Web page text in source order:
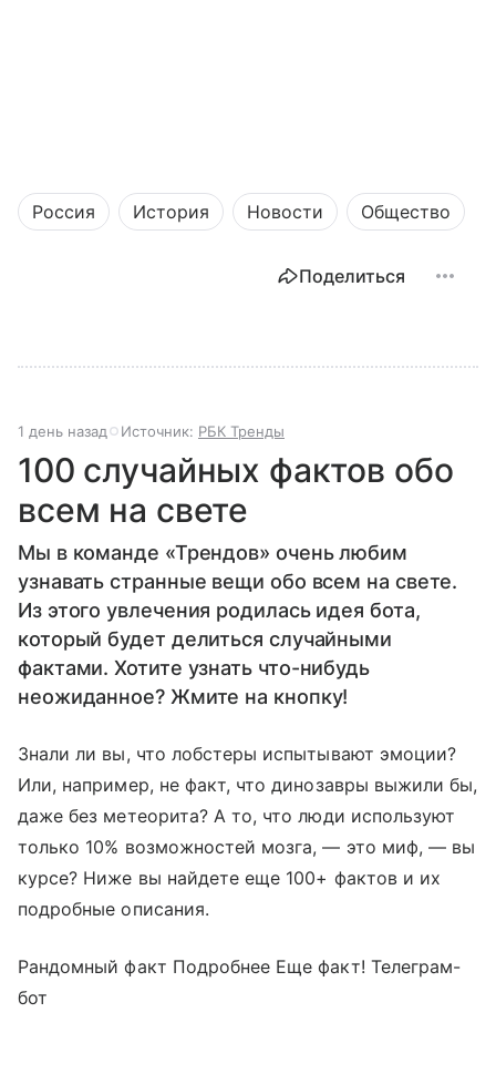
Россия История Новости Общество
Поделиться
1 день назад Источник: РБК Тренды
100 случайных фактов обо
всем на свете
Мы в команде «Трендов» очень любим
узнавать странные вещи обо всем на свете.
Из этого увлечения родилась идея бота,
который будет делиться случайными
фактами. Хотите узнать что-нибудь
неожиданное? Жмите на кнопку!
Знали ли вы, что лобстеры испытывают эмоции?
Или, например, не факт, что динозавры выжили бы,
даже без метеорита? А то, что люди используют
только 10% возможностей мозга, — это миф, — вы
курсе? Ниже вы найдете еще 100+ фактов и их
подробные описания.
Рандомный факт Подробнее Еще факт! Телеграм-
бот